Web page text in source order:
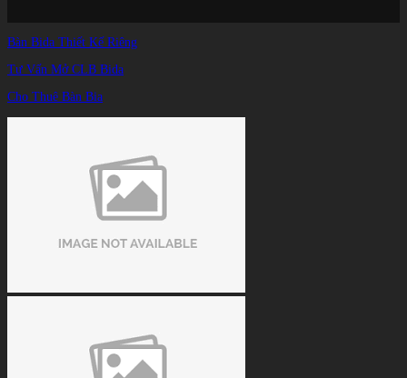
Trang chủ
TIN TỨC
Thay Vải Bàn Bida Bình Dương - Chung Cư Samsora
Bàn Bida Thiết Kế Riêng
Tư Vấn Mở CLB Bida
Cho Thuê Bàn Bia